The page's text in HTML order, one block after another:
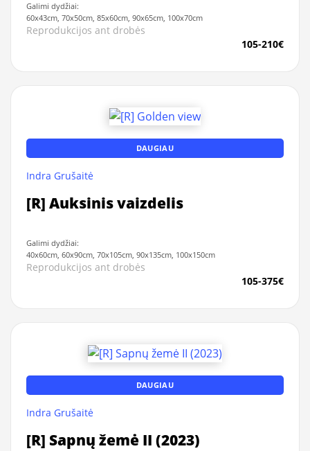
Galimi dydžiai:
60x43cm, 70x50cm, 85x60cm, 90x65cm, 100x70cm
Reprodukcijos ant drobės
105-210€
DAUGIAU
Indra Grušaitė
[R] Auksinis vaizdelis
Galimi dydžiai:
40x60cm, 60x90cm, 70x105cm, 90x135cm, 100x150cm
Reprodukcijos ant drobės
105-375€
DAUGIAU
Indra Grušaitė
[R] Sapnų žemė II (2023)